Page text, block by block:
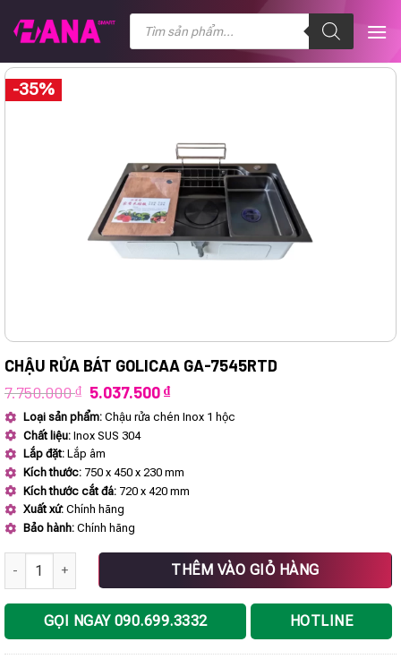
đến
dung
Tìm
kiếm
phẩm
-35%
CHẬU RỬA BÁT GOLICAA GA-7545RTD
7.750.000₫ Giá
gốc
là:
7.750.000 ₫.
5.037.500₫Giá
hiện
tại
Loại sản phẩm: Chậu rửa chén Inox 1 hộc
Chất liệu: Inox SUS 304
Lắp đặt: Lắp âm
Kích thước: 750 x 450 x 230 mm
Kích thước cắt đá: 720 x 420 mm
Xuất xứ: Chính hãng
Bảo hành: Chính hãng
Chậu rửa bát GOLICAA GA-7545RTD số lượng
THÊM VÀO GIỎ HÀNG
GỌI NGAY 090.699.3332 HOTLINE